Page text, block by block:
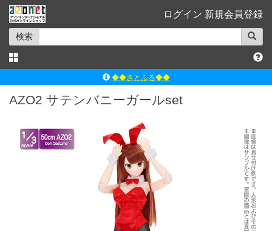
ログイン 新規会員登録
検索
◆◆さとふる◆◆
ｱｿﾞﾝﾚｰﾍﾞﾙｼｮｯﾌﾟ楽天市場店
ｱｿﾞﾝｵﾝﾗｲﾝｼｮｯﾌﾟX
よくあるご質問（Q&A）
AZO2 サテンバニーガールset